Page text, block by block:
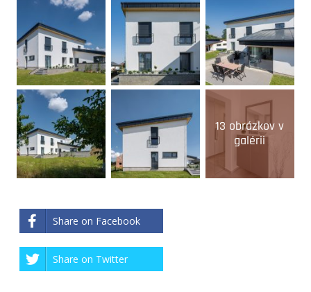
13 obrázkov v
galérii
Share on Facebook
Share on Twitter